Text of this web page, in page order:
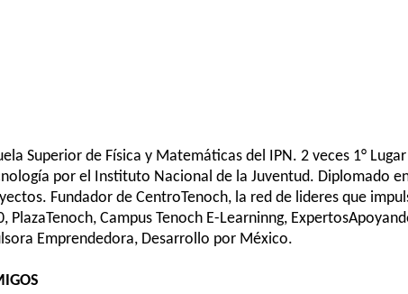
Superior de Física y Matemáticas del IPN. 2 veces 1°
por el Instituto Nacional de la Juventud. Diplomado
Fundador de CentroTenoch, la red de lideres que
PlazaTenoch, Campus Tenoch E-Learninng,
Emprendedora, Desarrollo por México.